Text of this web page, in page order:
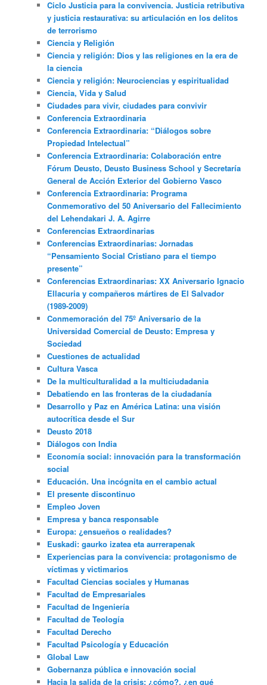
Ciclo Justicia para la convivencia. Justicia retributiva
y justicia restaurativa: su articulación en los delitos
de terrorismo
Ciencia y Religión
Ciencia y religión: Dios y las religiones en la era de
la ciencia
Ciencia y religión: Neurociencias y espiritualidad
Ciencia, Vida y Salud
Ciudades para vivir, ciudades para convivir
Conferencia Extraordinaria
Conferencia Extraordinaria: “Diálogos sobre
Propiedad Intelectual”
Conferencia Extraordinaria: Colaboración entre
Fórum Deusto, Deusto Business School y Secretaría
General de Acción Exterior del Gobierno Vasco
Conferencia Extraordinaria: Programa
Conmemorativo del 50 Aniversario del Fallecimiento
del Lehendakari J. A. Agirre
Conferencias Extraordinarias
Conferencias Extraordinarias: Jornadas
“Pensamiento Social Cristiano para el tiempo
presente”
Conferencias Extraordinarias: XX Aniversario Ignacio
Ellacuria y compañeros mártires de El Salvador
(1989-2009)
Conmemoración del 75º Aniversario de la
Universidad Comercial de Deusto: Empresa y
Sociedad
Cuestiones de actualidad
Cultura Vasca
De la multiculturalidad a la multiciudadania
Debatiendo en las fronteras de la ciudadanía
Desarrollo y Paz en América Latina: una visión
autocrítica desde el Sur
Deusto 2018
Diálogos con India
Economía social: innovación para la transformación
social
Educación. Una incógnita en el cambio actual
El presente discontinuo
Empleo Joven
Empresa y banca responsable
Europa: ¿ensueños o realidades?
Euskadi: gaurko izatea eta aurrerapenak
Experiencias para la convivencia: protagonismo de
víctimas y victimarios
Facultad Ciencias sociales y Humanas
Facultad de Empresariales
Facultad de Ingeniería
Facultad de Teología
Facultad Derecho
Facultad Psicología y Educación
Global Law
Gobernanza pública e innovación social
Hacia la salida de la crisis: ¿cómo?, ¿en qué